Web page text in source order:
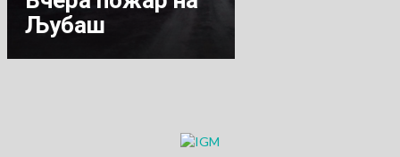
Љубаш